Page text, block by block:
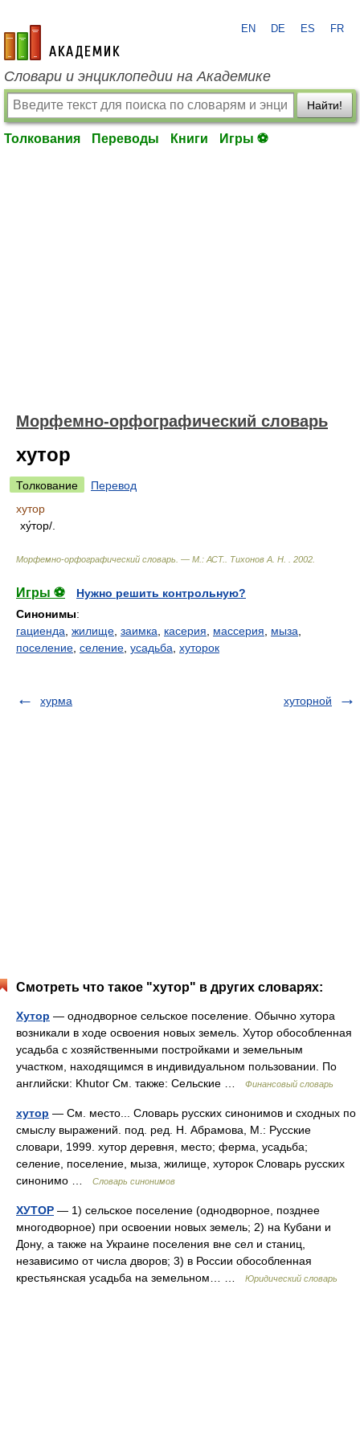
academic.ru
EN DE ES FR
Словари и энциклопедии на Академике
Найти!
Толкования Переводы Книги Игры ⚽
Морфемно-орфографический словарь
хутор
Толкование
Перевод
хутор
ху́тор/.
Морфемно-орфографический словарь. — М.: АСТ. Тихонов А. Н. 2002
Игры ⚽
Нужно решить контрольную?
Синонимы:
гациенда жилище заимка касерия массерия мыза
поселение селение усадьба хуторок
хурма хуторной
Смотреть что такое "хутор" в других словарях:
Хутор — однодворное сельское поселение. Обычно хутора
возникали в ходе освоения новых земель. Хутор обособленная
усадьба с хозяйственными постройками и земельным
участком, находящимся в индивидуальном пользовании. По
английски: Khutor См. также: Сельские …
Финансовый словарь
хутор — См. место... Словарь русских синонимов и сходных по
смыслу выражений. под. ред. Н. Абрамова, М.: Русские
словари, 1999. хутор деревня, место; ферма, усадьба;
селение, поселение, мыза, жилище, хуторок Словарь русских
синонимо …
Словарь синонимов
ХУТОР — 1) сельское поселение (однодворное, позднее
многодворное) при освоении новых земель; 2) на Кубани и
Дону, а также на Украине поселения вне сел и станиц,
независимо от числа дворов; 3) в России обособленная
крестьянская усадьба на земельном… …
Юридический словарь